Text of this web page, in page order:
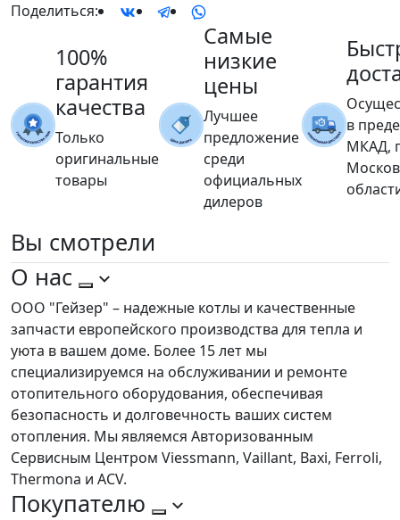
Поделиться:
100%
гарантия
качества
Только
оригинальные
товары
Самые
низкие
цены
Лучшее
предложение
среди
официальных
дилеров
в
МКАД,
Вы смотрели
О нас
ООО "Гейзер" – надежные котлы и качественные
запчасти европейского производства для тепла и
уюта в вашем доме. Более 15 лет мы
специализируемся на обслуживании и ремонте
отопительного оборудования, обеспечивая
безопасность и долговечность ваших систем
отопления. Мы являемся Авторизованным
Сервисным Центром Viessmann, Vaillant, Baxi, Ferroli,
Thermona и ACV.
Покупателю